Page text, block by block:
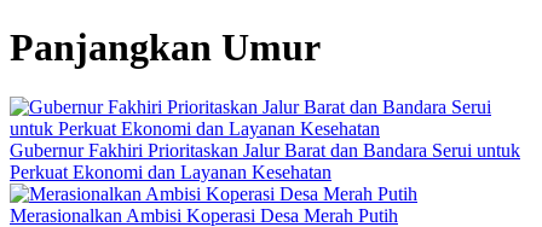
Panjangkan Umur
Gubernur Fakhiri Prioritaskan Jalur Barat dan Bandara Serui untuk
Perkuat Ekonomi dan Layanan Kesehatan
Merasionalkan Ambisi Koperasi Desa Merah Putih